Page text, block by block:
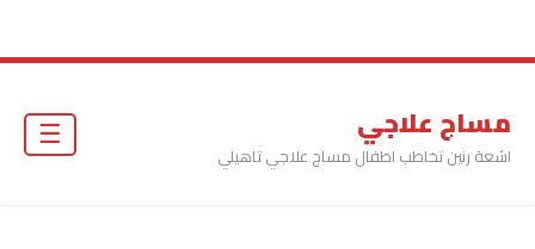
مساج علاجي
اشعة رنين تخاطب اطفال مساج علاجي تاهيلي